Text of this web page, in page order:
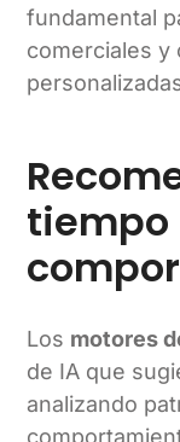
fundamental
comerciales y
tiempo
Los motores
de IA que
analizando